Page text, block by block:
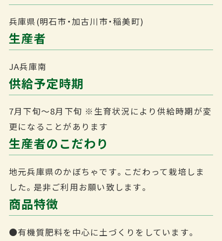
兵庫県(明石市・加古川市・稲美町)
生産者
JA兵庫南
供給予定時期
7月下旬～8月下旬 ※生育状況により供給時期が変
更になることがあります
生産者のこだわり
地元兵庫県のかぼちゃです。こだわって栽培しま
した。是非ご利用お願い致します。
商品特徴
●有機質肥料を中心に土づくりをしています。